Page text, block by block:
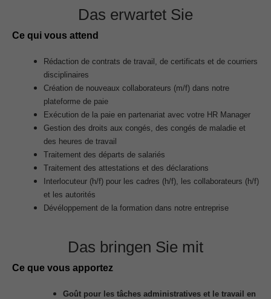
Das erwartet Sie
Ce qui vous attend
Rédaction de contrats de travail, de certificats et de courriers
disciplinaires
Création de nouveaux collaborateurs (m/f) dans notre
plateforme de paie
Exécution de la paie en partenariat avec votre HR Manager
Gestion des droits aux congés, des congés de maladie et
des heures de travail
Traitement des départs de salariés
Traitement des attestations et des déclarations
Interlocuteur (h/f) pour les cadres (h/f), les collaborateurs (h/f)
et les autorités
Dévéloppement de la formation dans notre entreprise
Das bringen Sie mit
Ce que vous apportez
Goût pour les tâches administratives et le travail en